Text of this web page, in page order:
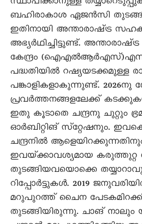
ബഹിരാകാശ ഏജൻസി
ഇതിനായി അന്താരാഷ്‌ട്ര
അഭ്യർഥിച്ചിട്ടുണ്ട്‌.
കേന്ദ്രം
പദ്ധതിയിൽ റഷ്യയടക്കമുള്ള
പങ്കാളികളാകുന്നുണ്ട്‌. 2026നു
പ്രവർത്തനങ്ങളലേക്ക്‌
ഇതു കൂടാതെ ചന്ദ്രനു ചുറ്റും
ഓർബിറ്റിങ്‌ സ്‌റ്റേഷനും.
ചന്ദ്രനിൽ
ഇവയ്‌ക്കാവശ്യമായ കരുത്തുറ്റ
തുടങ്ങിയവയൊക്കെ
റിപ്പോർട്ടുകൾ. 2019
മറുപുറത്ത്‌ ചൈന
തുടങ്ങിയിരുന്നു. ചാങ്‌ നാലും